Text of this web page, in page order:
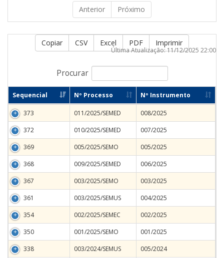
Anterior
Próximo
Copiar CSV Excel PDF Imprimir
Procurar
Última Atualização: 11/12/2025 22:00
Sequencial Nº Processo Nº Instrumento
373 011/2025/SEMED
008/2025
372
010/2025/SEMED
007/2025
369
005/2025/SEMO
005/2025
368
009/2025/SEMED
006/2025
367
003/2025/SEMO
003/2025
361
003/2025/SEMUS
004/2025
354
002/2025/SEMEC
002/2025
350
001/2025/SEMO
001/2025
338
003/2024/SEMUS
005/2024